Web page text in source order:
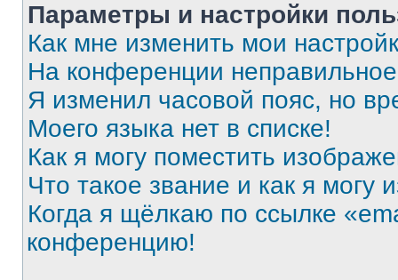
Параметры и настройки
Как мне изменить мои
На конференции
Я изменил часовой пояс, но
Моего языка нет в списке!
Как я могу поместить
Что такое звание и как я могу
Когда я щёлкаю по ссылке
конференцию!